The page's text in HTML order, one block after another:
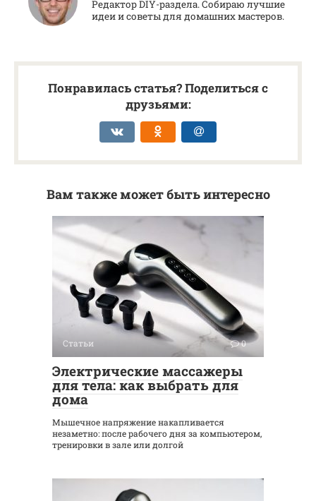
Редактор DIY-раздела. Собираю лучшие
идеи и советы для домашних мастеров.
Понравилась статья? Поделиться с
друзьями:
Вам также может быть интересно
Статьи 0
Электрические массажеры
для тела: как выбрать для
дома
Мышечное напряжение накапливается
незаметно: после рабочего дня за компьютером,
тренировки в зале или долгой